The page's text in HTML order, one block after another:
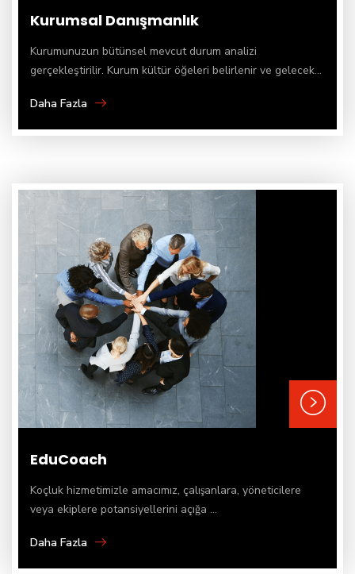
Kurumsal Danışmanlık
Kurumunuzun bütünsel mevcut durum analizi
gerçekleştirilir. Kurum kültür öğeleri belirlenir ve gelecek...
Daha Fazla
EduCoach
Koçluk hizmetimizle amacımız, çalışanlara, yöneticilere
veya ekiplere potansiyellerini açığa ...
Daha Fazla